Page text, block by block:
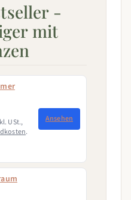
-
mit
USt.,
.
Ansehen